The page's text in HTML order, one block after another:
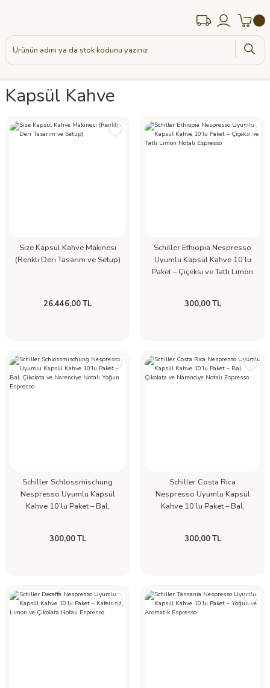
Kapsül Kahve
Size Kapsül Kahve Makinesi
(Renkli Deri Tasarım ve Setup)
26.446,00 TL
Schiller Ethiopia Nespresso
Uyumlu Kapsül Kahve 10’lu
Paket – Çiçeksi ve Tatlı Limon
300,00 TL
Schiller Schlossmischung
Nespresso Uyumlu Kapsül
Kahve 10’lu Paket – Bal,
300,00 TL
Schiller Costa Rica
Nespresso Uyumlu Kapsül
Kahve 10’lu Paket – Bal,
300,00 TL